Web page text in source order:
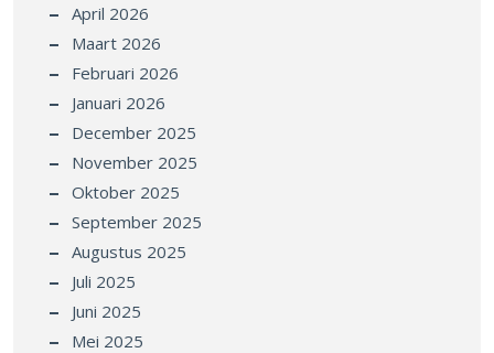
April 2026
Maart 2026
Februari 2026
Januari 2026
December 2025
November 2025
Oktober 2025
September 2025
Augustus 2025
Juli 2025
Juni 2025
Mei 2025